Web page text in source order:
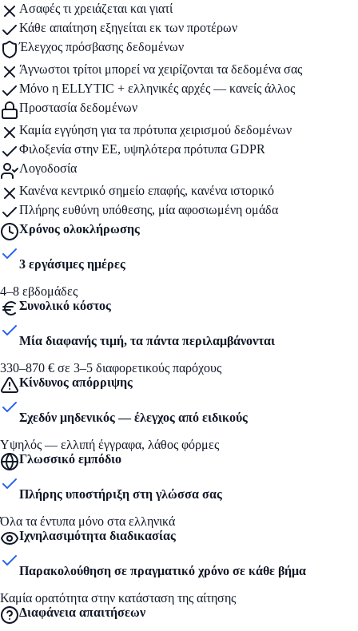
Ασαφές τι χρειάζεται και γιατί
Κάθε απαίτηση εξηγείται εκ των προτέρων
Έλεγχος πρόσβασης δεδομένων
Άγνωστοι τρίτοι μπορεί να χειρίζονται τα δεδομένα σας
Μόνο η ELLYTIC + ελληνικές αρχές — κανείς άλλος
Προστασία δεδομένων
Καμία εγγύηση για τα πρότυπα χειρισμού δεδομένων
Φιλοξενία στην ΕΕ, υψηλότερα πρότυπα GDPR
Λογοδοσία
Κανένα κεντρικό σημείο επαφής, κανένα ιστορικό
Πλήρης ευθύνη υπόθεσης, μία αφοσιωμένη ομάδα
Χρόνος ολοκλήρωσης
3 εργάσιμες ημέρες
4–8 εβδομάδες
Συνολικό κόστος
Μία διαφανής τιμή, τα πάντα περιλαμβάνονται
330–870 € σε 3–5 διαφορετικούς παρόχους
Κίνδυνος απόρριψης
Σχεδόν μηδενικός — έλεγχος από ειδικούς
Υψηλός — ελλιπή έγγραφα, λάθος φόρμες
Γλωσσικό εμπόδιο
Πλήρης υποστήριξη στη γλώσσα σας
Όλα τα έντυπα μόνο στα ελληνικά
Ιχνηλασιμότητα διαδικασίας
Παρακολούθηση σε πραγματικό χρόνο σε κάθε βήμα
Καμία ορατότητα στην κατάσταση της αίτησης
Διαφάνεια απαιτήσεων